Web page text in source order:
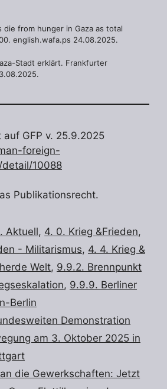
die from hunger in Gaza as total
english.wafa.ps 24.08.2025.
Stadt erklärt. Frankfurter
GFP v. 25.9.2025
foreign-
10088
Publikationsrecht.
Aktuell, 4. 0. Krieg &Frieden,
- Militarismus, 4. 4. Krieg &
Welt, 9.9.2. Brennpunkt
, 9.9.9. Berliner
Berlin
Demonstration
am 3. Oktober 2025 in
die Gewerkschaften: Jetzt